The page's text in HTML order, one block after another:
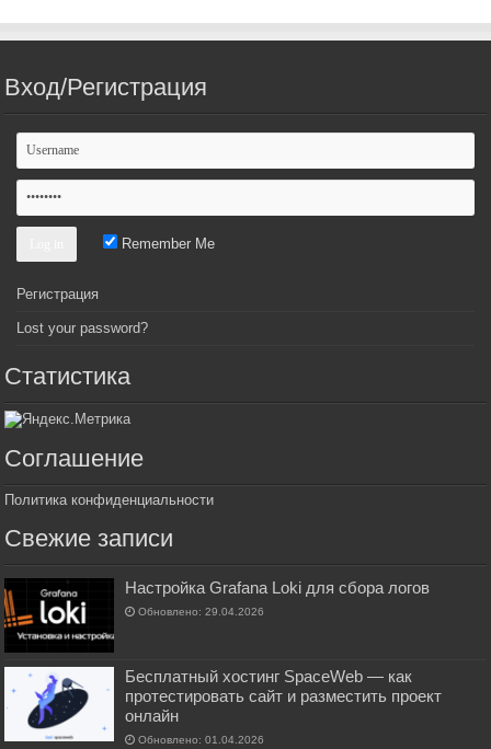
Вход/Регистрация
Remember Me
Регистрация
Lost your password?
Статистика
Соглашение
Политика конфиденциальности
Свежие записи
Настройка Grafana Loki для сбора логов
Обновлено: 29.04.2026
Бесплатный хостинг SpaceWeb — как
протестировать сайт и разместить проект
онлайн
Обновлено: 01.04.2026